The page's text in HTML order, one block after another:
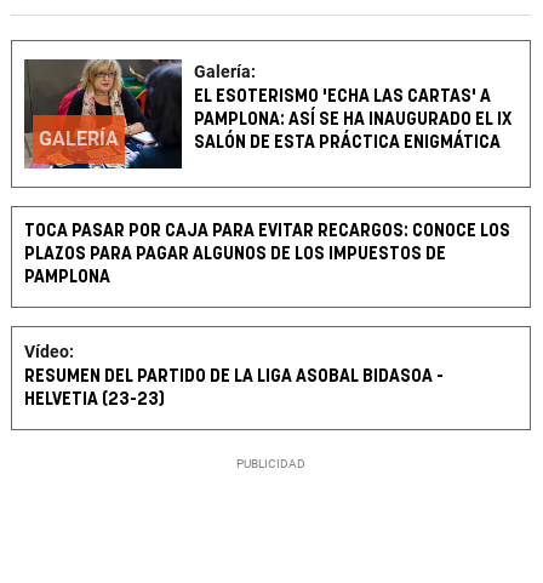
GALERÍA
Galería:
EL ESOTERISMO 'ECHA LAS CARTAS' A
PAMPLONA: ASÍ SE HA INAUGURADO EL IX
SALÓN DE ESTA PRÁCTICA ENIGMÁTICA
TOCA PASAR POR CAJA PARA EVITAR RECARGOS: CONOCE LOS
PLAZOS PARA PAGAR ALGUNOS DE LOS IMPUESTOS DE
PAMPLONA
Vídeo:
RESUMEN DEL PARTIDO DE LA LIGA ASOBAL BIDASOA -
HELVETIA (23-23)